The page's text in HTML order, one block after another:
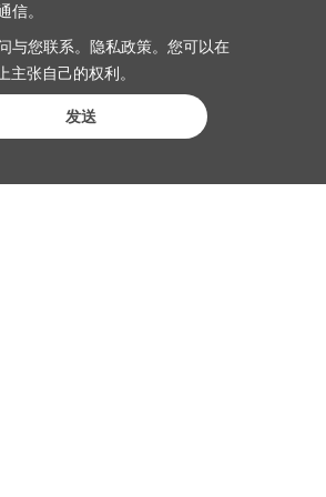
信。
与您联系。隐私政策。您可以在
主张自己的权利。
发送